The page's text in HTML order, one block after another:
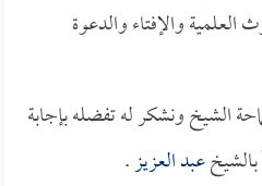
العلمية والإفتاء والدعوة
الشيخ ونشكر له تفضله بإجابة
بالشيخعبد العزيز.